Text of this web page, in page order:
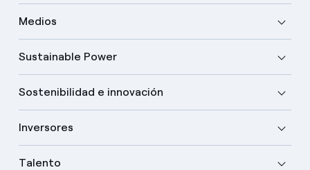
Medios
Sustainable Power
Sostenibilidad e innovación
Inversores
Talento